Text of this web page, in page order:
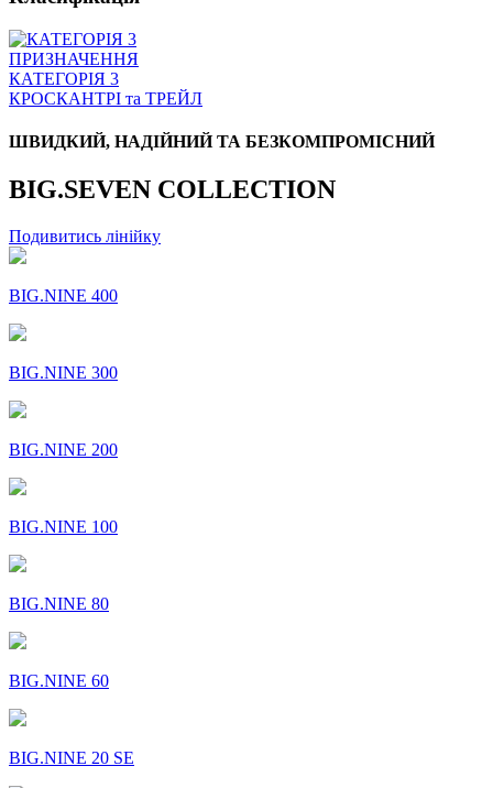
ПРИЗНАЧЕННЯ
КАТЕГОРІЯ 3
КРОСКАНТРI та ТРЕЙЛ
ШВИДКИЙ, НАДІЙНИЙ ТА БЕЗКОМПРОМІСНИЙ
BIG.SEVEN COLLECTION
Подивитись лінійку
BIG.NINE 400
BIG.NINE 300
BIG.NINE 200
BIG.NINE 100
BIG.NINE 80
BIG.NINE 60
BIG.NINE 20 SE